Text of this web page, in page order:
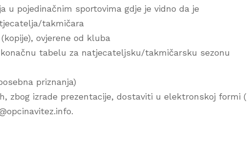
u pojedinačnim sportovima gdje je vidno da je
takmičara
ovjerene od kluba
tabelu za natjecateljsku/takmičarsku sezonu
priznanja)
zbog izrade prezentacije, dostaviti u elektronskoj formi (